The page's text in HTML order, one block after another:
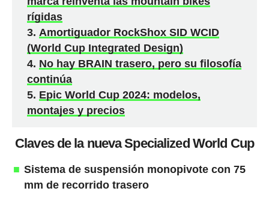
rígidas
Amortiguador RockShox SID WCID
(World Cup Integrated Design)
No hay BRAIN trasero, pero su filosofía
continúa
Epic World Cup 2024: modelos,
montajes y precios
Claves de la nueva Specialized World Cup
Sistema de suspensión monopivote con 75
mm de recorrido trasero